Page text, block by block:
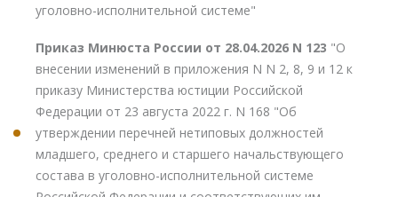
уголовно-исполнительной системе"
Приказ Минюста России от 28.04.2026 N 123 "О
внесении изменений в приложения N N 2, 8, 9 и 12 к
приказу Министерства юстиции Российской
Федерации от 23 августа 2022 г. N 168 "Об
утверждении перечней нетиповых должностей
младшего, среднего и старшего начальствующего
состава в уголовно-исполнительной системе